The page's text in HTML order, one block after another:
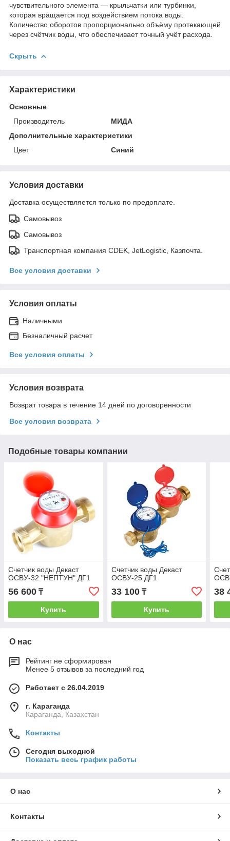
чувствительного элемента — крыльчатки или турбинки,
которая вращается под воздействием потока воды.
Количество оборотов пропорционально объёму протекающей
через счётчик воды, что обеспечивает точный учёт расхода.
Скрыть
Характеристики
Основные
Производитель
МИДА
Дополнительные характеристики
Цвет
Синий
Условия доставки
Доставка осуществляется только по предоплате.
Самовывоз
Самовывоз
Транспортная компания CDEK, JetLogistic, Казпочта.
Все условия доставки
Условия оплаты
Наличными
Безналичный расчет
Все условия оплаты
Условия возврата
Возврат товара в течение 14 дней по договоренности
Все условия возврата
Подобные товары компании
Счетчик воды Декаст
ОСВУ-32 "НЕПТУН" ДГ1
56 600 ₸
Купить
Счетчик воды Декаст
ОСВУ-25 ДГ1
33 100₸
Купить
38
О нас
Рейтинг не сформирован
Менее 5 отзывов за последний год
Работает с 26.04.2019
г. Караганда
Караганда, Казахстан
Контакты
Сегодня выходной
Показать весь график работы
О нас
Контакты